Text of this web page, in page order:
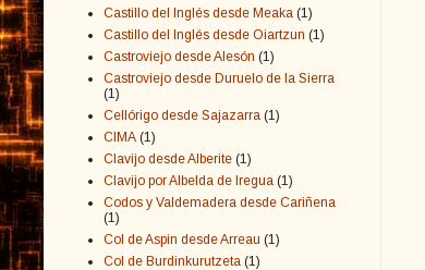
Castillo del Inglés desde Meaka (1)
Castillo del Inglés desde Oiartzun (1)
Castroviejo desde Alesón (1)
Castroviejo desde Duruelo de la Sierra
(1)
Cellórigo desde Sajazarra (1)
CIMA (1)
Clavijo desde Alberite (1)
Clavijo por Albelda de Iregua (1)
Codos y Valdemadera desde Cariñena
(1)
Col de Aspin desde Arreau (1)
Col de Burdinkurutzeta (1)